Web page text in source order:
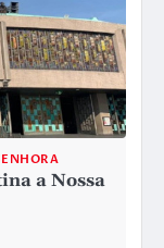
a Nossa